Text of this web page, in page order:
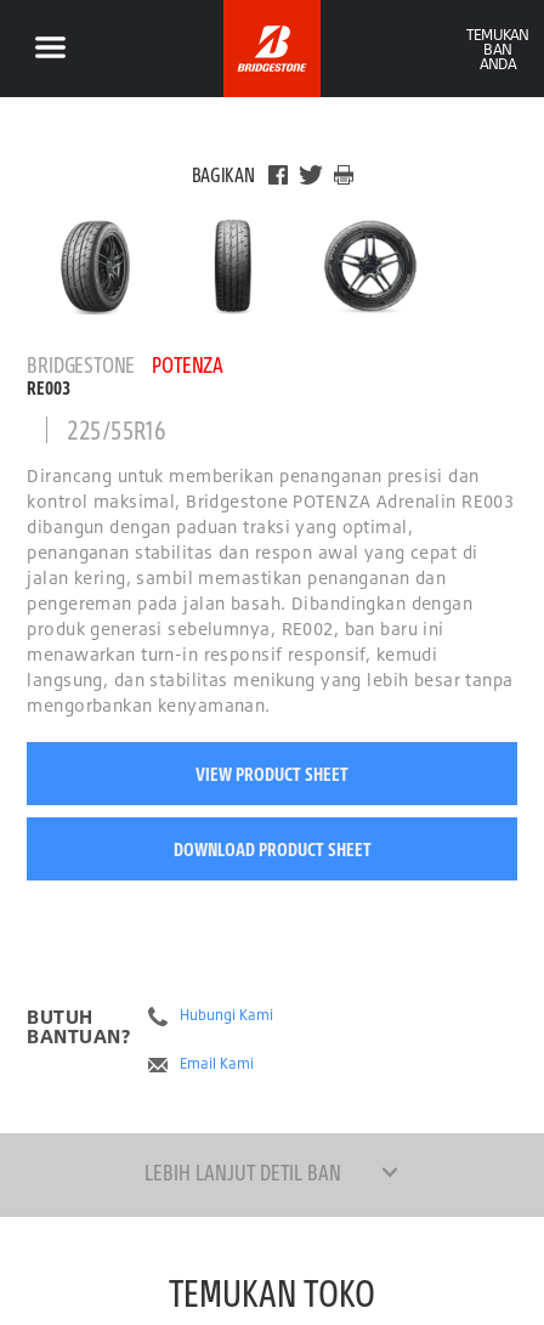
TEMUKAN
BAN
ANDA
BAGIKAN
BRIDGESTONE POTENZA
RE003
225/55R16
Dirancang untuk memberikan penanganan presisi dan
kontrol maksimal, Bridgestone POTENZA Adrenalin RE003
dibangun dengan paduan traksi yang optimal,
penanganan stabilitas dan respon awal yang cepat di
jalan kering, sambil memastikan penanganan dan
pengereman pada jalan basah. Dibandingkan dengan
produk generasi sebelumnya, RE002, ban baru ini
menawarkan turn-in responsif responsif, kemudi
langsung, dan stabilitas menikung yang lebih besar tanpa
mengorbankan kenyamanan.
VIEW PRODUCT SHEET
DOWNLOAD PRODUCT SHEET
BUTUH
BANTUAN?
Hubungi Kami
Email Kami
LEBIH LANJUT DETIL BAN
TEMUKAN TOKO